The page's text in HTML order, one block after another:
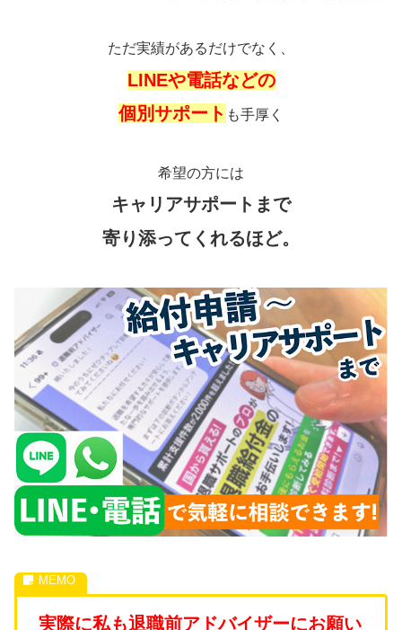
ただ実績があるだけでなく、
LINEや電話などの
個別サポート も手厚く
希望の方には
キャリアサポートまで
寄り添ってくれるほど。
実際に私も退職前アドバイザーにお願い